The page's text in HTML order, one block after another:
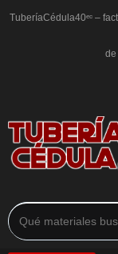
TuberíaCédula40ᵉᶜ –
de